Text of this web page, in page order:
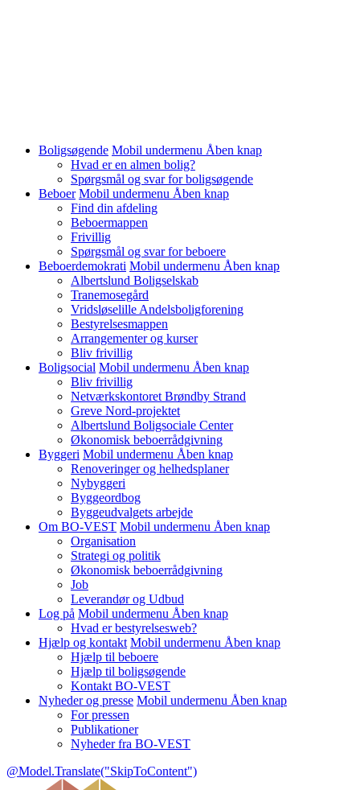
Boligsøgende Mobil undermenu Åben knap
Hvad er en almen bolig?
Spørgsmål og svar for boligsøgende
Beboer Mobil undermenu Åben knap
Find din afdeling
Beboermappen
Frivillig
Spørgsmål og svar for beboere
Beboerdemokrati Mobil undermenu Åben knap
Albertslund Boligselskab
Tranemosegård
Vridsløselille Andelsboligforening
Bestyrelsesmappen
Arrangementer og kurser
Bliv frivillig
Boligsocial Mobil undermenu Åben knap
Bliv frivillig
Netværkskontoret Brøndby Strand
Greve Nord-projektet
Albertslund Boligsociale Center
Økonomisk beboerrådgivning
Byggeri Mobil undermenu Åben knap
Renoveringer og helhedsplaner
Nybyggeri
Byggeordbog
Byggeudvalgets arbejde
Om BO-VEST Mobil undermenu Åben knap
Organisation
Strategi og politik
Økonomisk beboerrådgivning
Job
Leverandør og Udbud
Log på Mobil undermenu Åben knap
Hvad er bestyrelsesweb?
Hjælp og kontakt Mobil undermenu Åben knap
Hjælp til beboere
Hjælp til boligsøgende
Kontakt BO-VEST
Nyheder og presse Mobil undermenu Åben knap
For pressen
Publikationer
Nyheder fra BO-VEST
@Model.Translate("SkipToContent")